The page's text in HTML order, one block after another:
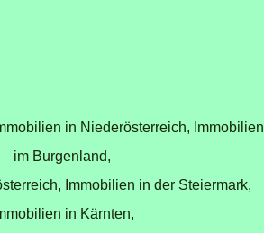
in Niederösterreich, Immobilien
im Burgenland,
Immobilien in der Steiermark,
in Kärnten,